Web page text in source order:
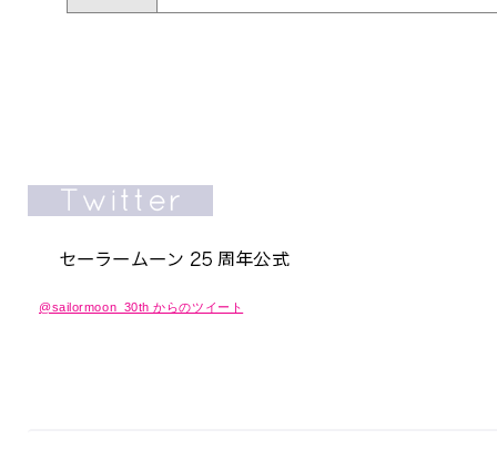
@sailormoon_30th からのツイート